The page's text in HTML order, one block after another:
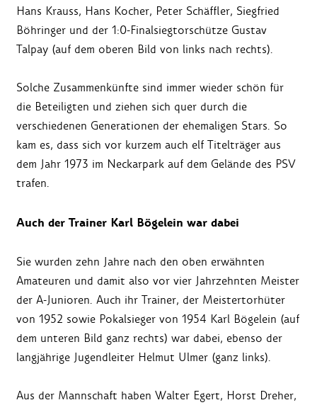
Hans Krauss, Hans Kocher, Peter Schäffler, Siegfried
Böhringer und der 1:0-Finalsiegtorschütze Gustav
Talpay (auf dem oberen Bild von links nach rechts).
Solche Zusammenkünfte sind immer wieder schön für
die Beteiligten und ziehen sich quer durch die
verschiedenen Generationen der ehemaligen Stars. So
kam es, dass sich vor kurzem auch elf Titelträger aus
dem Jahr 1973 im Neckarpark auf dem Gelände des PSV
trafen.
Auch der Trainer Karl Bögelein war dabei
Sie wurden zehn Jahre nach den oben erwähnten
Amateuren und damit also vor vier Jahrzehnten Meister
der A-Junioren. Auch ihr Trainer, der Meistertorhüter
von 1952 sowie Pokalsieger von 1954 Karl Bögelein (auf
dem unteren Bild ganz rechts) war dabei, ebenso der
langjährige Jugendleiter Helmut Ulmer (ganz links).
Aus der Mannschaft haben Walter Egert, Horst Dreher,